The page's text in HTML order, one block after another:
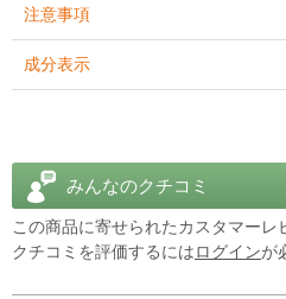
注意事項
成分表示
みんなのクチコミ
この商品に寄せられたカスタマーレ
クチコミを評価するにはログインが